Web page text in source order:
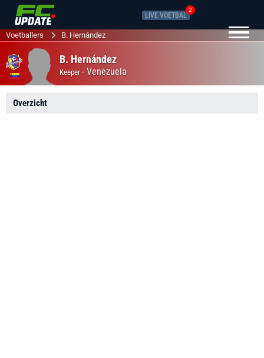
LIVE VOETBAL
2
Voetballers B. Hernández
B. Hernández
Keeper - Venezuela
Overzicht